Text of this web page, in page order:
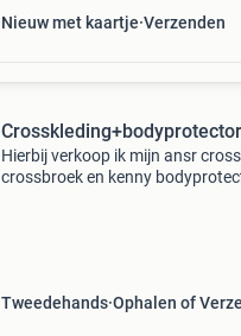
Nieuw met kaartje Verzenden
Crosskleding+bodyprotector
Hierbij verkoop ik mijn ansr
crossbroek en kenny
Tweedehands Ophalen of